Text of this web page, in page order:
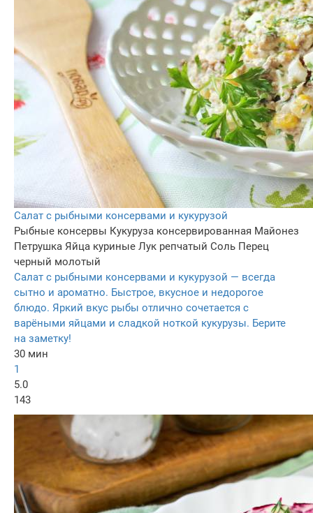
Салат с рыбными консервами и кукурузой
Рыбные консервы Кукуруза консервированная Майонез
Петрушка Яйца куриные Лук репчатый Соль Перец
черный молотый
Салат с рыбными консервами и кукурузой — всегда
сытно и ароматно. Быстрое, вкусное и недорогое
блюдо. Яркий вкус рыбы отлично сочетается с
варёными яйцами и сладкой ноткой кукурузы. Берите
на заметку!
30 мин
1
5.0
143